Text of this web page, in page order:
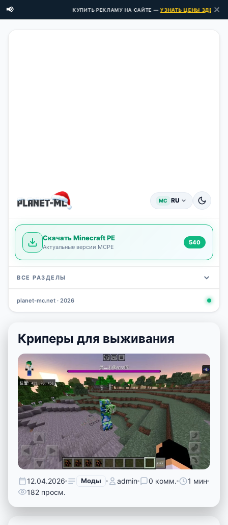
📢 КУПИТЬ РЕКЛАМУ НА САЙТЕ — УЗНАТЬ ЦЕНЫ ЗДЕСЬ →
✕
MC RU
Скачать Minecraft PE
Актуальные версии MCPE
540
ВСЕ РАЗДЕЛЫ
planet-mc.net · 2026
Криперы для выживания
12.04.2026 Моды admin 0 комм.
1 мин
182 просм.